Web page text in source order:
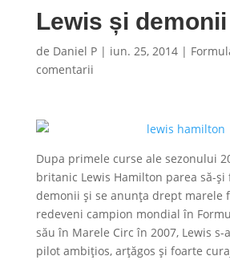
Lewis și
de Daniel P| iun. 25, 2014|
comentarii
Dupa primele curse ale sezonului
britanic Lewis Hamilton parea să-
demonii și se anunța drept marele
redeveni campion mondial în
său în Marele Circ în 2007, Lewis
pilot ambițios, arțăgos și foarte